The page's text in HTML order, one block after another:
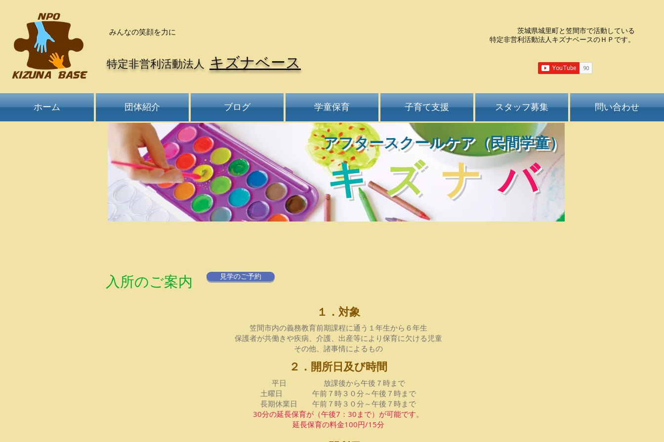
​みんなの笑顔を力に
特定非営利活動法人 キズナベース
茨城県城里町と笠間市で活動している
特定非営利活動法人キズナベースのＨＰです。
ホーム 団体紹介 ブログ 学童保育 子育て支援 スタッフ募集 問い合わせ
​アフタースクールケア（民間学童）
​キズ ナバ
​入所のご案内 見学のご予約
１．対象
笠間市内の義務教育前期課程に通う１年生から６年生
保護者が共働きや疾病、介護、出産等により保育に欠ける児童
​その他、諸事情によるもの
２．開所日及び時間
平日 放課後から午後７時まで
土曜日 午前７時３０分～午後７時まで
長期休業日 午前７時３０分～午後７時まで
30分の延長保育が（午後7：30まで）が可能です。
延長保育の料金100円/15分